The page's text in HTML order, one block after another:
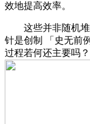
效地提高效率。
这些并非随机堆
针是创制 「史无前
过程若何还主要吗